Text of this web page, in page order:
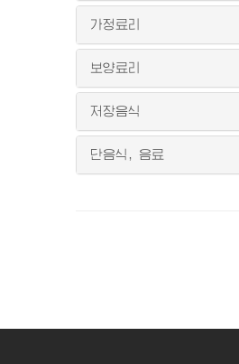
가정료리
보양료리
저장음식
단음식, 음료